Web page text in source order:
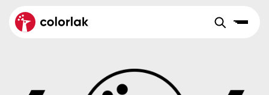
Velkoobchod Sortiment